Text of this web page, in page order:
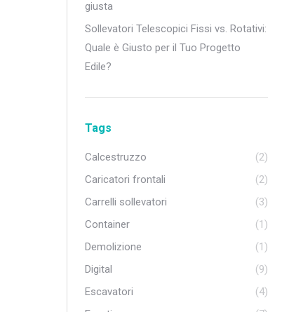
giusta
Sollevatori Telescopici Fissi vs. Rotativi:
Quale è Giusto per il Tuo Progetto
Edile?
Tags
Calcestruzzo
(2)
Caricatori frontali
(2)
Carrelli sollevatori
(3)
Container
(1)
Demolizione
(1)
Digital
(9)
Escavatori
(4)